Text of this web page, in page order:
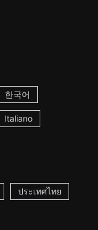
한국어
Italiano
ประเทศไทย